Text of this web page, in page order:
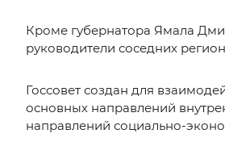
Кроме губернатора Ямала
руководители соседних
Госсовет создан для
основных направлений
направлений социально-